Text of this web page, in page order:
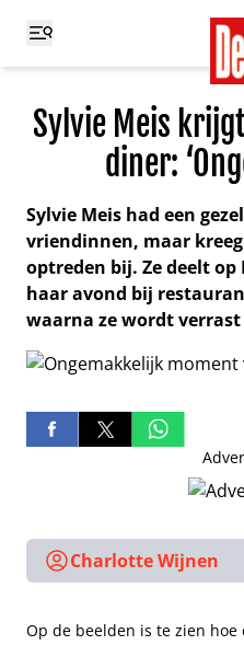
Sylvie Meis
diner:
Sylvie Meis had een
vriendinnen, maar
optreden bij. Ze deelt
haar avond bij
waarna ze wordt verrast
Charlotte Wijnen
Op de beelden is te zien